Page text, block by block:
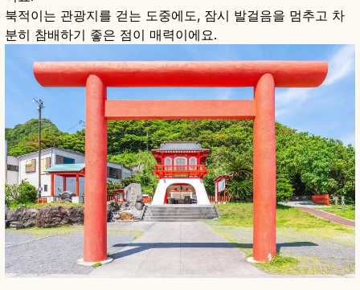
북적이는 관광지를 걷는 도중에도, 잠시 발걸음을 멈추고 차
분히 참배하기 좋은 점이 매력이에요.